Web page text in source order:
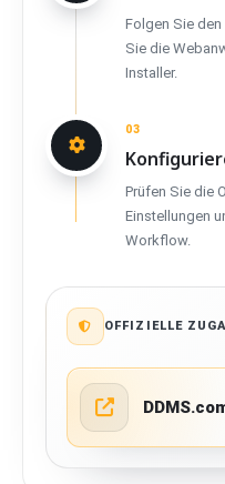
Folgen Sie
Sie die
Installer.
03
Prüfen Sie die
Einstellungen
Workflow.
OFFIZIELLE